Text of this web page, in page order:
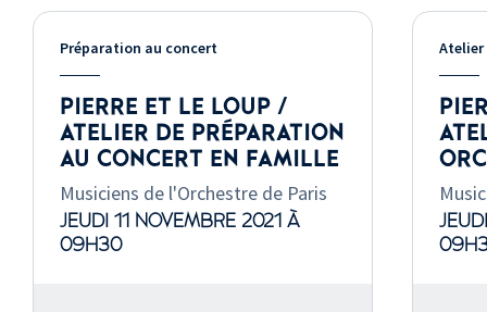
Préparation au concert
PIERRE ET LE LOUP /
ATELIER DE PRÉPARATION
AU CONCERT EN FAMILLE
Musiciens de l'Orchestre de Paris
JEUDI 11 NOVEMBRE 2021 À
09H30